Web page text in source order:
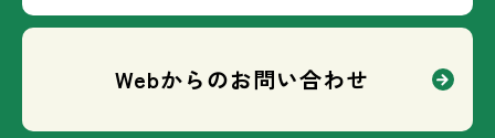
Webからのお問い合わせ